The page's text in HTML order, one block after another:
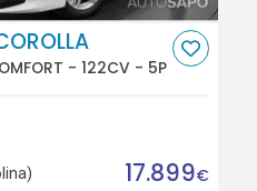
- 122CV - 5P
17.899€